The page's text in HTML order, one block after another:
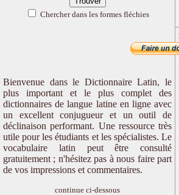
Chercher dans les formes fléchies
Bienvenue dans le Dictionnaire Latin, le
plus important et le plus complet des
dictionnaires de langue latine en ligne avec
un excellent conjugueur et un outil de
déclinaison performant. Une ressource très
utile pour les étudiants et les spécialistes. Le
vocabulaire latin peut être consulté
gratuitement ; n'hésitez pas à nous faire part
de vos impressions et commentaires.
continue ci-dessous